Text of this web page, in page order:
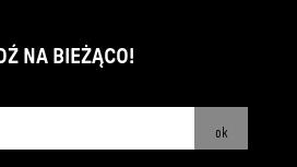
NA BIEŻĄCO!
ok